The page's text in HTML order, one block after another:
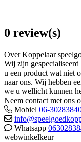
0 review(s)
Over Koppelaar
Wij zijn
u een product wat niet
naar ons. Wij hebben
we u wellicht kunnen
Neem contact met ons
Mobiel 06-
Whatsapp
webwinkelkeur